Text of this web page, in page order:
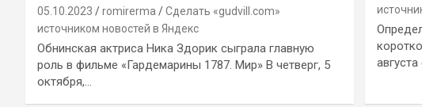
05.10.2023 romirerma
Сделать «gudvill.com»
источником новостей в Яндекс
Обнинская актриса Ника Здорик сыграла главную
роль в фильме «Гардемарины 1787. Мир» В четверг, 5
октября,…
августа